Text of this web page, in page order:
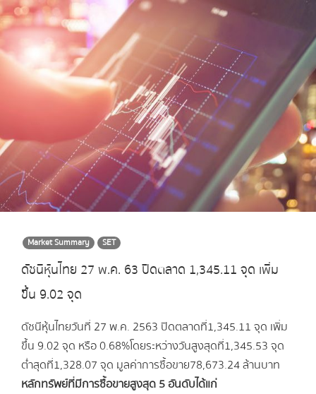
Market Summary SET
ดัชนีหุ้นไทย 27 พ.ค. 63 ปิดตลาด 1,345.11 จุด เพิ่ม
ขึ้น 9.02 จุด
ดัชนีหุ้นไทยวันที่ 27 พ.ค. 2563 ปิดตลาดที่ 1,345.11 จุด เพิ่ม
ขึ้น 9.02 จุด หรือ 0.68% โดยระหว่างวันสูงสุดที่ 1,345.53 จุด
ต่ำสุดที่ 1,328.07 จุด มูลค่าการซื้อขาย 78,673.24 ล้านบาท
หลักทรัพย์ที่มีการซื้อขายสูงสุด 5 อันดับได้แก่